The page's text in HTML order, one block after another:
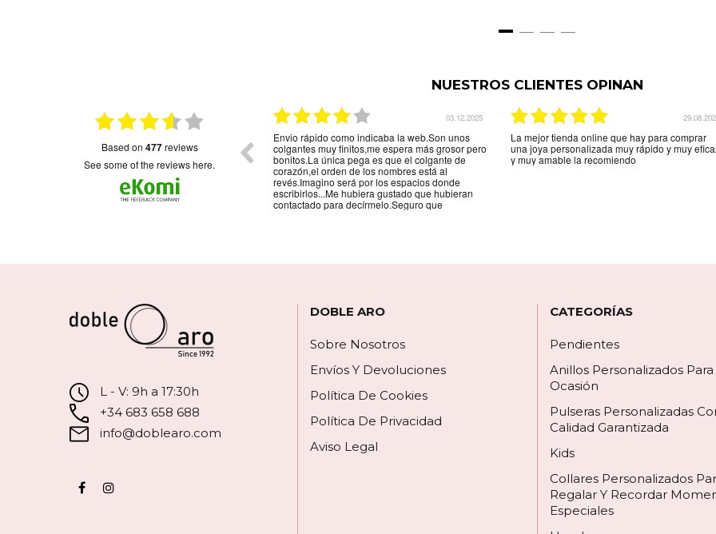
NUESTROS CLIENTES OPINAN
based on 477reviews
see some of the reviews here.
03.12.2025
Envio rápido como indicaba la web.Son unos
colgantes muy finitos,me espera más grosor pero
bonitos.La única pega es que el colgante de
corazón,el orden de los nombres está al
revés.Imagino será por los espacios donde
escribirlos...Me hubiera gustado que hubieran
contactado para decírmelo.Seguro que
La mejor tienda online que hay para comprar
una joya personalizada muy rápido y muy
y muy amable la recomiendo
L - V: 9h a 17:30h
+34 683 658 688
info@doblearo.com
Facebook
DOBLE ARO
Sobre Nosotros
Envíos Y Devoluciones
Política De Cookies
Política De Privacidad
Aviso Legal
CATEGORÍAS
Pendientes
Anillos Personalizados
Ocasión
Pulseras Personalizadas
Calidad Garantizada
Kids
Collares Personalizados
Regalar Y Recordar
Especiales